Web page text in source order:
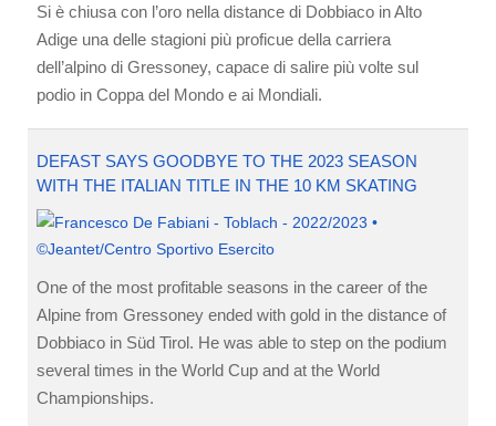
Si è chiusa con l’oro nella distance di Dobbiaco in Alto
Adige una delle stagioni più proficue della carriera
dell’alpino di Gressoney, capace di salire più volte sul
podio in Coppa del Mondo e ai Mondiali.
DEFAST SAYS GOODBYE TO THE 2023 SEASON
WITH THE ITALIAN TITLE IN THE 10 KM SKATING
One of the most profitable seasons in the career of the
Alpine from Gressoney ended with gold in the distance of
Dobbiaco in Süd Tirol. He was able to step on the podium
several times in the World Cup and at the World
Championships.